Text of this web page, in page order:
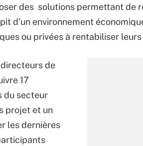
des solutions permettant de
d’un environnement
ou privées à rentabiliser
de
17
du secteur
projet et un
les dernières